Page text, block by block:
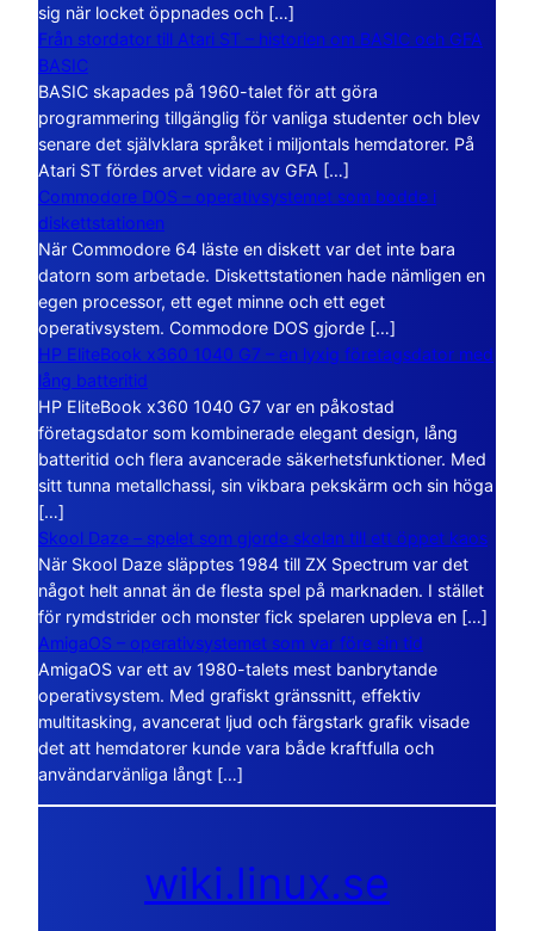
sig när locket öppnades och […]
Från stordator till Atari ST – historien om BASIC och GFA
BASIC
BASIC skapades på 1960-talet för att göra
programmering tillgänglig för vanliga studenter och blev
senare det självklara språket i miljontals hemdatorer. På
Atari ST fördes arvet vidare av GFA […]
Commodore DOS – operativsystemet som bodde i
diskettstationen
När Commodore 64 läste en diskett var det inte bara
datorn som arbetade. Diskettstationen hade nämligen en
egen processor, ett eget minne och ett eget
operativsystem. Commodore DOS gjorde […]
HP EliteBook x360 1040 G7 – en lyxig företagsdator med
lång batteritid
HP EliteBook x360 1040 G7 var en påkostad
företagsdator som kombinerade elegant design, lång
batteritid och flera avancerade säkerhetsfunktioner. Med
sitt tunna metallchassi, sin vikbara pekskärm och sin höga
[…]
Skool Daze – spelet som gjorde skolan till ett öppet kaos
När Skool Daze släpptes 1984 till ZX Spectrum var det
något helt annat än de flesta spel på marknaden. I stället
för rymdstrider och monster fick spelaren uppleva en […]
AmigaOS – operativsystemet som var före sin tid
AmigaOS var ett av 1980-talets mest banbrytande
operativsystem. Med grafiskt gränssnitt, effektiv
multitasking, avancerat ljud och färgstark grafik visade
det att hemdatorer kunde vara både kraftfulla och
användarvänliga långt […]
wiki.linux.se